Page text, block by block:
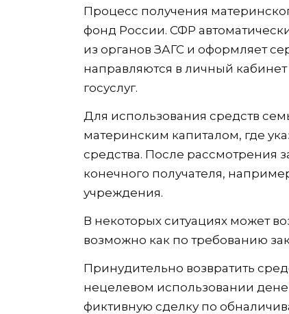
Процесс получения
фонд России. СФР
из органов ЗАГС и оформляет
направляются в личный
госуслуг.
Для использования средств
материнским капиталом, где
средства. После рассмотрения
конечного получателя,
учреждения.
В некоторых ситуациях может
возможно как по требованию
Принудительно возвратить
нецелевом использовании
фиктивную сделку по